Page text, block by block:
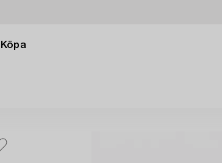
Köpa